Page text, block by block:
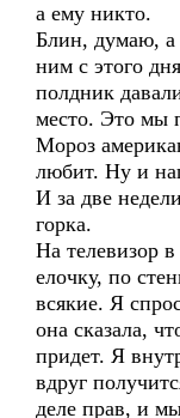
а ему никто.
Блин, думаю,
ним с этого
полдник
место. Это мы
Мороз
любит. Ну и
И за две
горка.
На телевизор
елочку, по
всякие. Я
она сказала,
придет. Я
вдруг
деле прав, и